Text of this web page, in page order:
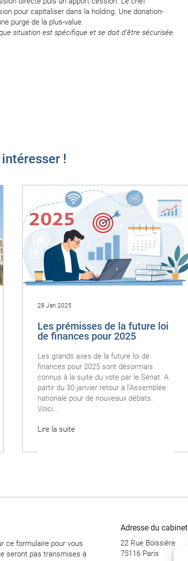
pour capitaliser dans la holding. Une donation-
purge de la plus-value.
situation est spécifique et se doit d’être sécurisée.
!
Les prémisses de la future loi
de finances pour 2025
Les grands axes de la future loi de
finances pour 2025 sont désormais
connus à la suite du vote par le Sénat. A
partir du 30 janvier retour à l’Assemblée
nationale pour de nouveaux débats.
Voici...
Lire la suite
28 Jan 2025
ce formulaire pour vous
seront pas transmises à
Adresse du cabinet
22 Rue Boissière
75116 Paris